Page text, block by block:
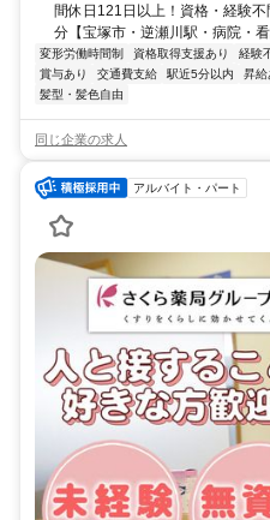
間休日121日以上！資格・経験
分【宝塚市・逆瀬川駅・病院・
変形労働時間制 資格取得支援あり 経験
賞与あり
交通費支給 駅近5分以内 昇給
髪型・髪色自由
同じ企業の求人
アルバイト・パート